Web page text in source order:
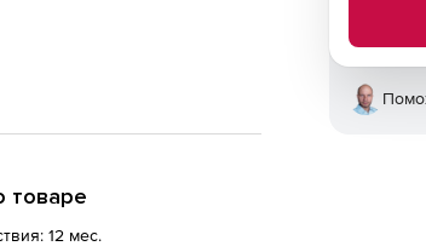
товаре
12 мес.